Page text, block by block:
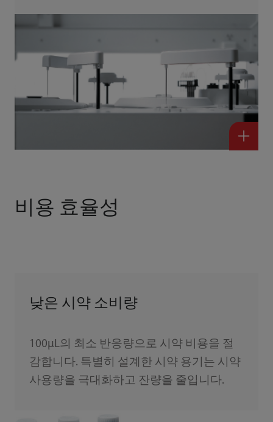
비용 효율성
낮은 시약 소비량
100μL의 최소 반응량으로 시약 비용을 절
감합니다. 특별히 설계한 시약 용기는 시약
사용량을 극대화하고 잔량을 줄입니다.